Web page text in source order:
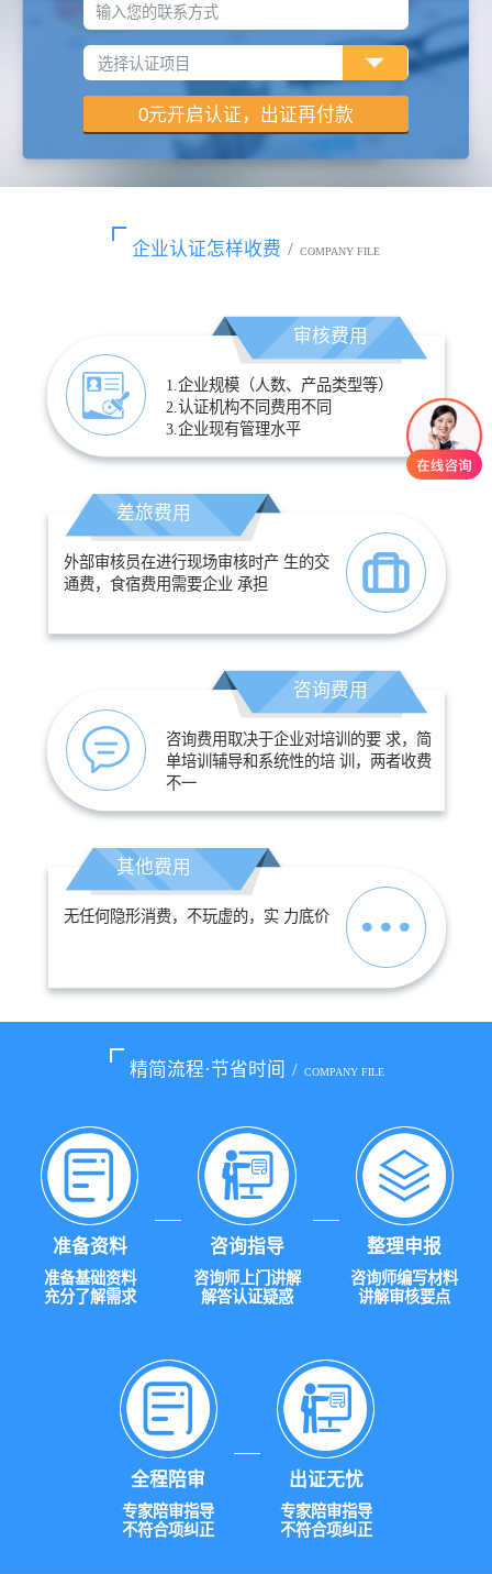
输入您的联系方式
企业认证怎样收费 / COMPANY FILE
审核费用
1.企业规模（人数、产品类型等）
2.认证机构不同费用不同
3.企业现有管理水平
差旅费用
外部审核员在进行现场审核时产 生的交
通费，食宿费用需要企业 承担
咨询费用
咨询费用取决于企业对培训的要 求，简
单培训辅导和系统性的培 训，两者收费
不一
其他费用
无任何隐形消费，不玩虚的，实 力底价
精简流程·节省时间 / COMPANY FILE
准备资料
准备基础资料
充分了解需求
咨询指导
咨询师上门讲解
解答认证疑惑
整理申报
咨询师编写材料
讲解审核要点
全程陪审
专家陪审指导
不符合项纠正
出证无忧
专家陪审指导
不符合项纠正